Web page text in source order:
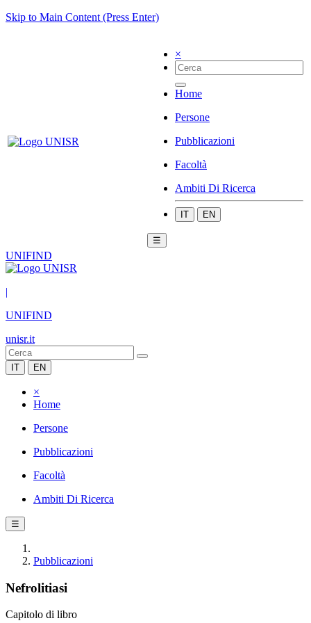
Skip to Main Content (Press Enter)
×
Home
Persone
Pubblicazioni
Facoltà
Ambiti Di Ricerca
IT EN
☰
UNIFIND
|
UNIFIND
unisr.it
IT EN
×
Home
Persone
Pubblicazioni
Facoltà
Ambiti Di Ricerca
☰
Pubblicazioni
Nefrolitiasi
Capitolo di libro